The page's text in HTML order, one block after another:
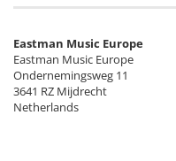
Eastman Music Europe
Eastman Music Europe
Ondernemingsweg 11
3641 RZ Mijdrecht
Netherlands